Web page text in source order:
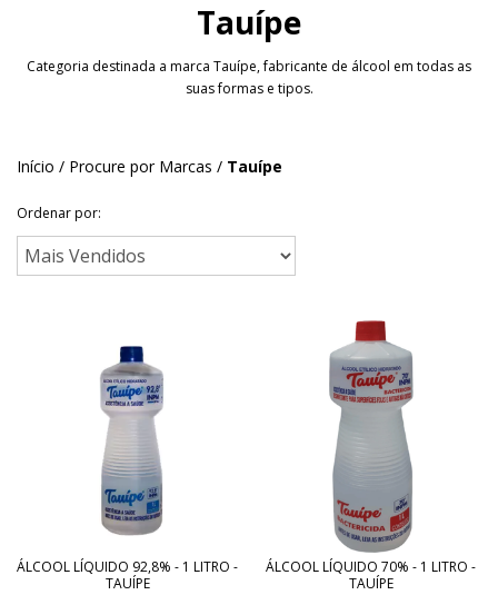
Tauípe
Categoria destinada a marca Tauípe, fabricante de álcool em todas as
suas formas e tipos.
Início / Procure por Marcas / Tauípe
Ordenar por:
ÁLCOOL LÍQUIDO 92,8% - 1 LITRO -
TAUÍPE
ÁLCOOL LÍQUIDO 70% - 1 LITRO -
TAUÍPE